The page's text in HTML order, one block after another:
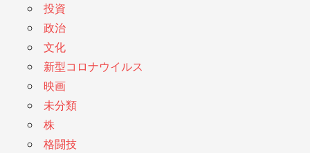
投資
政治
文化
新型コロナウイルス
映画
未分類
株
格闘技